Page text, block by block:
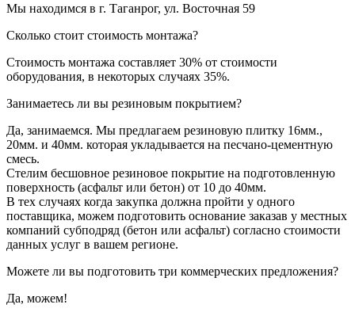
Мы находимся в г. Таганрог, ул. Восточная 59
Сколько стоит стоимость монтажа?
Стоимость монтажа составляет 30% от стоимости
оборудования, в некоторых случаях 35%.
Занимаетесь ли вы резиновым покрытием?
Да, занимаемся. Мы предлагаем резиновую плитку 16мм.,
20мм. и 40мм. которая укладывается на песчано-цементную
смесь.
Стелим бесшовное резиновое покрытие на подготовленную
поверхность (асфальт или бетон) от 10 до 40мм.
В тех случаях когда закупка должна пройти у одного
поставщика, можем подготовить основание заказав у местных
компаний субподряд (бетон или асфальт) согласно стоимости
данных услуг в вашем регионе.
Можете ли вы подготовить три коммерческих предложения?
Да, можем!